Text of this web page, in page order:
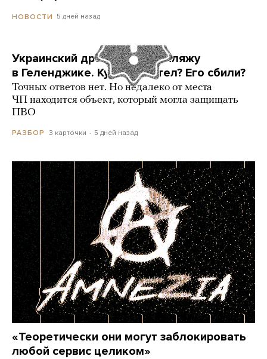
НОВОСТИ 5 дней назад
Украинский дрон попал по пляжу
в Геленджике. Куда он летел? Его сбили?
Точных ответов нет. Но недалеко от места
ЧП находится объект, который могла защищать
ПВО
РАЗБОР 3 карточки 5 дней назад
«Теоретически они могут заблокировать
любой сервис целиком»